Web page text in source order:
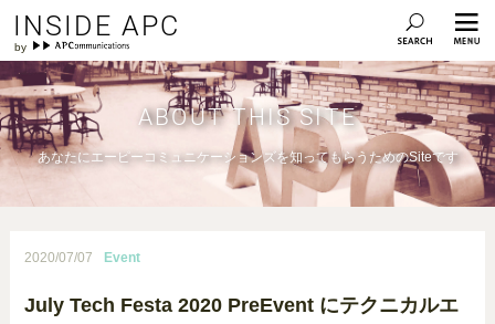
INSIDE APC
ABOUT THIS SITE
あなたにエーピーコミュニケーションズを知ってもらうためのSiteです
2020/07/07 Event
July Tech Festa 2020 PreEvent にテクニカルエ